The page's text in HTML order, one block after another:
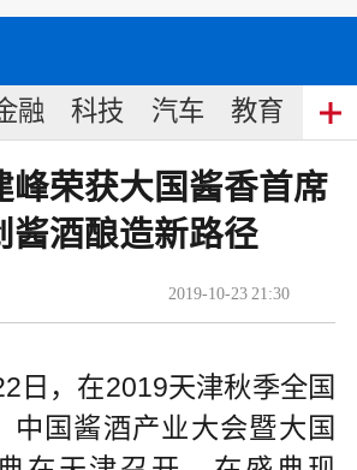
融 科技 汽车 教育 食
峰荣获大国酱香首席
酱酒酿造新路径
2019-10-23 21:30
日，在2019天津秋季全国
中国酱酒产业大会暨大国